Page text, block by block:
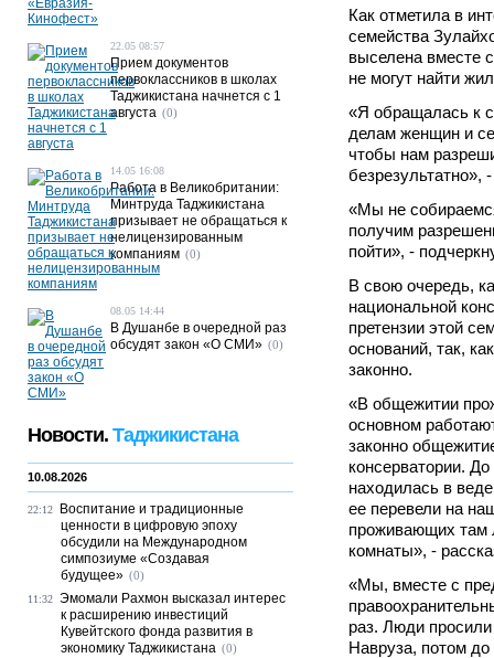
Как отметила в
семейства
выселена вместе
не могут найти
«Я обращалась к
делам женщин и
чтобы нам
безрезультатно»,
«Мы не
получим
пойти», -
В свою очередь,
национальной
претензии этой
оснований, так,
законно.
«В общежитии
основном
законно
консерватории.
находилась в
ее перевели на
проживающих там
комнаты», -
«Мы, вместе с
раз. Люди
Навруза, потом до
22.05 08:57
Прием документов
первоклассников в школах
Таджикистана начнется с 1
августа (0)
14.05 16:08
Работа в Великобритании:
Минтруда Таджикистана
призывает не обращаться к
нелицензированным
компаниям (0)
08.05 14:44
В Душанбе в очередной раз
обсудят закон «О СМИ» (0)
Новости. Таджикистана
10.08.2026
22:12
Воспитание и традиционные
ценности в цифровую эпоху
обсудили на Международном
симпозиуме «Создавая
будущее» (0)
11:32 Эмомали Рахмон высказал интерес
к расширению инвестиций
Кувейтского фонда развития в
экономику Таджикистана (0)